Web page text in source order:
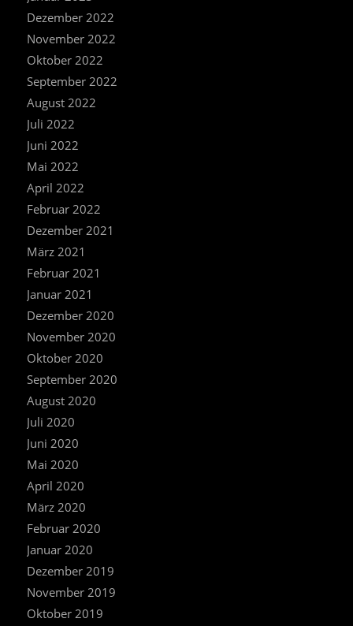
Dezember 2022
November 2022
Oktober 2022
September 2022
August 2022
Juli 2022
Juni 2022
Mai 2022
April 2022
Februar 2022
Dezember 2021
März 2021
Februar 2021
Januar 2021
Dezember 2020
November 2020
Oktober 2020
September 2020
August 2020
Juli 2020
Juni 2020
Mai 2020
April 2020
März 2020
Februar 2020
Januar 2020
Dezember 2019
November 2019
Oktober 2019